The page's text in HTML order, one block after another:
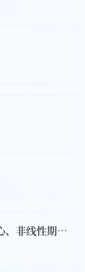
高等研究院、数学与交叉科学研究中心、非线性期望前沿科学研究中心